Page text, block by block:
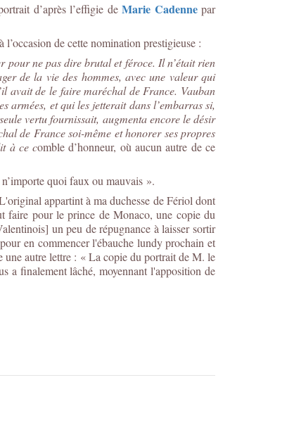
d’après l’effigie de Marie Cadennepar
de cette nomination prestigieuse :
pour ne pas dire brutal et féroce. Il n’était rien
de la vie des hommes, avec une valeur qui
de le faire maréchal de France. Vauban
armées, et qui les jetterait dans l’embarras si,
vertu fournissait, augmenta encore le désir
de France soi-même et honorer ses propres
à ce comble d’honneur, où aucun autre de ce
quoi faux ou mauvais ».
appartint à ma duchesse de Fériol dont
faire pour le prince de Monaco, une copie du
un peu de répugnance à laisser sortir
en commencer l'ébauche lundy prochain et
autre lettre : « La copie du portrait de M. le
a finalement lâché, moyennant l'apposition de